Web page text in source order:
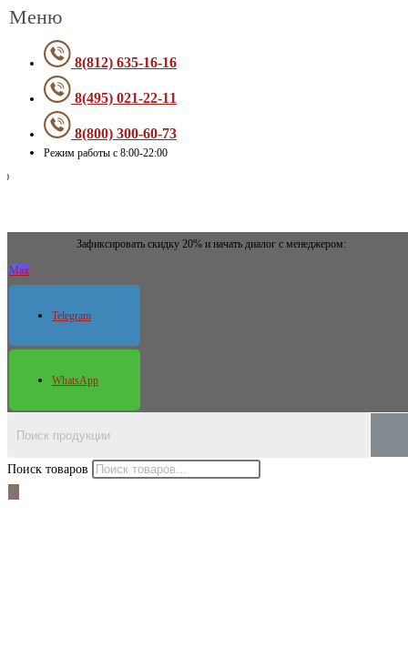
Меню
8(812) 635-16-16
8(495) 021-22-11
8(800) 300-60-73
Режим работы с 8:00-22:00
Зафиксировать скидку 20% и начать диалог с менеджером:
Max
Telegram
WhatsApp
Поиск товаров